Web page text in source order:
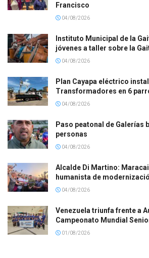
Francisco
04/08/2026
Instituto Municipal de la
jóvenes a taller sobre la
04/08/2026
Plan Cayapa eléctrico
Transformadores en 6
04/08/2026
Paso peatonal de Galerías
personas
04/08/2026
Alcalde Di Martino:
humanista de
04/08/2026
Venezuela triunfa frente a
Campeonato Mundial
01/08/2026